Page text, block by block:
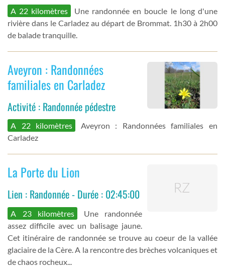
A 22 kilomètres
Une randonnée en boucle le long d'une
rivière dans le Carladez au départ de Brommat. 1h30 à 2h00
de balade tranquille.
Aveyron : Randonnées
familiales en Carladez
Activité : Randonnée pédestre
A 22 kilomètres
Aveyron : Randonnées familiales en
Carladez
La Porte du Lion
Lien : Randonnée - Durée : 02:45:00
A 23 kilomètres
Une randonnée
assez difficile avec un balisage jaune.
Cet itinéraire de randonnée se trouve au coeur de la vallée
glaciaire de la Cère. A la rencontre des brèches volcaniques et
de chaos rocheux...